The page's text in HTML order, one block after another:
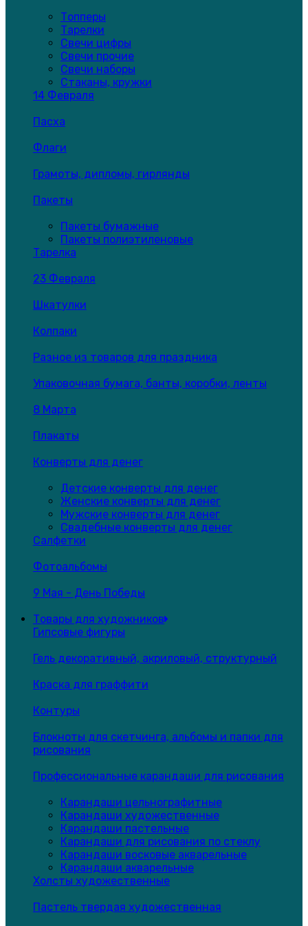
Топперы
Тарелки
Свечи цифры
Свечи прочие
Свечи наборы
Стаканы, кружки
14 Февраля
Пасха
Флаги
Грамоты, дипломы, гирлянды
Пакеты
Пакеты бумажные
Пакеты полиэтиленовые
Тарелка
23 Февраля
Шкатулки
Колпаки
Разное из товаров для праздника
Упаковочная бумага, банты, коробки, ленты
8 Марта
Плакаты
Конверты для денег
Детские конверты для денег
Женские конверты для денег
Мужские конверты для денег
Свадебные конверты для денег
Салфетки
Фотоальбомы
9 Мая - День Победы
Товары для художников
Гипсовые фигуры
Гель декоративный, акриловый, структурный
Краска для граффити
Контуры
Блокноты для скетчинга, альбомы и папки для
рисования
Профессиональные карандаши для рисования
Карандаши цельнографитные
Карандаши художественные
Карандаши пастельные
Карандаши для рисования по стеклу
Карандаши восковые акварельные
Карандаши акварельные
Холсты художественные
Пастель твердая художественная